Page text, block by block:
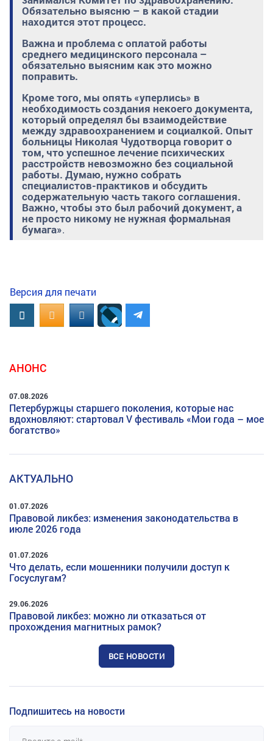
Обязательно выясню – в какой стадии
находится этот процесс.
Важна и проблема с оплатой работы
среднего медицинского персонала –
обязательно выясним как это можно
поправить.
Кроме того, мы опять «уперлись» в
необходимость создания некоего документа,
который определял бы взаимодействие
между здравоохранением и социалкой. Опыт
больницы Николая Чудотворца говорит о
том, что успешное лечение психических
расстройств невозможно без социальной
работы. Думаю, нужно собрать
специалистов-практиков и обсудить
содержательную часть такого соглашения.
Важно, чтобы это был рабочий документ, а
не просто никому не нужная формальная
бумага».
Версия для печати
ВконтактеOK.RUMAIL.RU
АНОНС
07.08.2026
Петербуржцы старшего поколения, которые нас
вдохновляют: стартовал V фестиваль «Мои года – мое
богатство»
АКТУАЛЬНО
01.07.2026
Правовой ликбез: изменения законодательства в
июле 2026 года
01.07.2026
Что делать, если мошенники получили доступ к
Госуслугам?
29.06.2026
Правовой ликбез: можно ли отказаться от
прохождения магнитных рамок?
ВСЕ НОВОСТИ
Подпишитесь на новости